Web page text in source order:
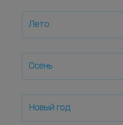
Лето
Осень
Новый год